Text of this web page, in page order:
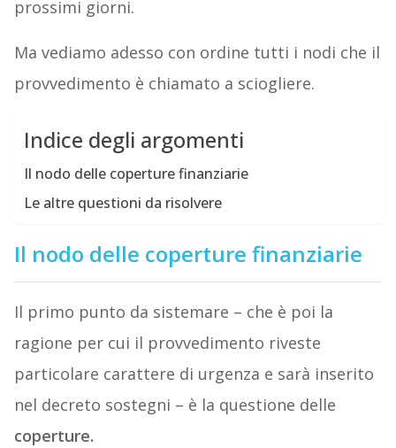
prossimi giorni.
Ma vediamo adesso con ordine tutti i nodi che il
provvedimento è chiamato a sciogliere.
Indice degli argomenti
Il nodo delle coperture finanziarie
Le altre questioni da risolvere
Il nodo delle coperture finanziarie
Il primo punto da sistemare – che è poi la
ragione per cui il provvedimento riveste
particolare carattere di urgenza e sarà inserito
nel decreto sostegni – è la questione delle
coperture.